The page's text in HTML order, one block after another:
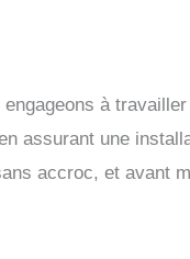
à
assurant une
accroc, et avant